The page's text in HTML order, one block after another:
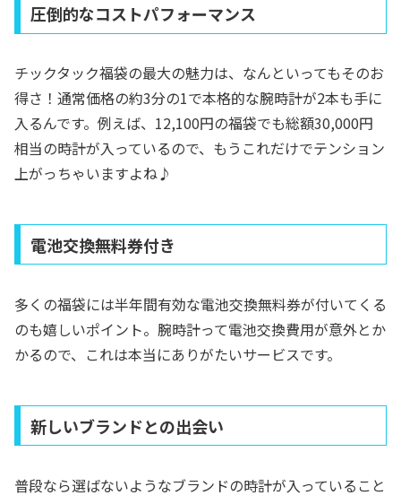
圧倒的なコストパフォーマンス
チックタック福袋の最大の魅力は、なんといってもそのお
得さ！通常価格の約3分の1で本格的な腕時計が2本も手に
入るんです。例えば、12,100円の福袋でも総額30,000円
相当の時計が入っているので、もうこれだけでテンション
上がっちゃいますよね♪
電池交換無料券付き
多くの福袋には半年間有効な電池交換無料券が付いてくる
のも嬉しいポイント。腕時計って電池交換費用が意外とか
かるので、これは本当にありがたいサービスです。
新しいブランドとの出会い
普段なら選ばないようなブランドの時計が入っていること